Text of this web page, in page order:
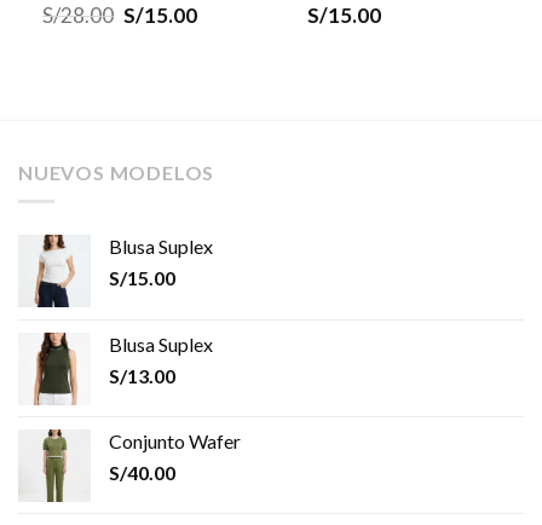
S/28.00 S/15.00
S/15.00
NUEVOS MODELOS
Blusa Suplex
S/15.00
Blusa Suplex
S/13.00
Conjunto Wafer
S/40.00